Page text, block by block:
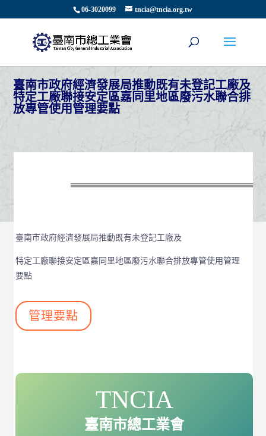
06-3020099 tncia@tncia.org.tw
臺南市政府經濟發展局推動既有未登記工廠及
特定工廠聯接安定區嘉同里地區廢污水聯合排
放專管使用管理要點
臺南市政府經濟發展局推動既有未登記工廠及
特定工廠聯接安定區嘉同里地區廢污水聯合排放專管使用管理
要點
管理要點
TNCIA
臺南市總工業會